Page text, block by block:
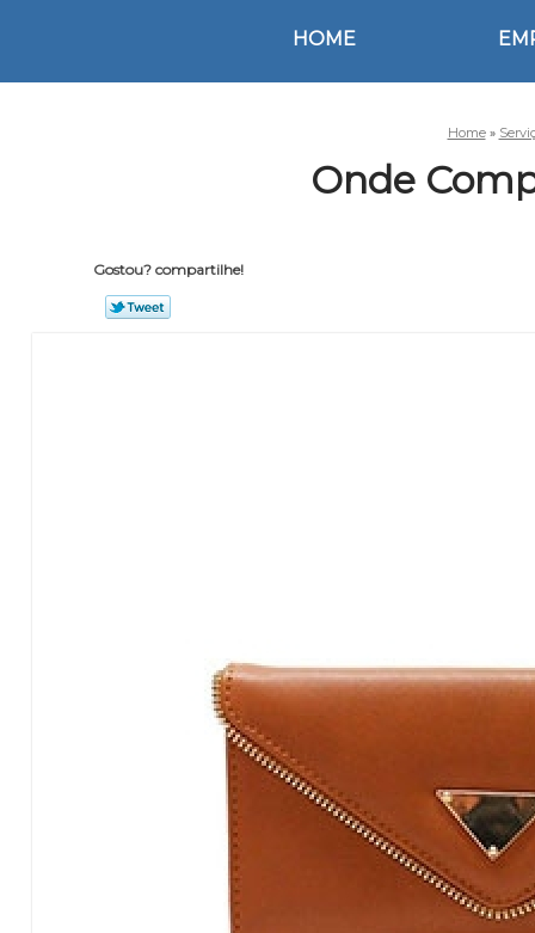
HOME
Home »
Onde
Gostou? compartilhe!